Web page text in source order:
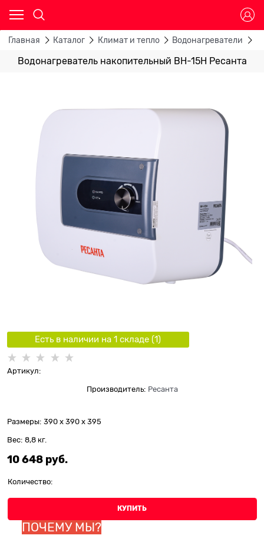
Главная Каталог Климат и тепло Водонагреватели
Водонагреватель накопительный ВН-15Н Ресанта
Есть в наличии на 1 складe (1)
Артикул:
Производитель: Ресанта
Размеры: 390 x 390 x 395
Вес: 8,8 кг.
10 648 руб.
Количество:
КУПИТЬ
ПОЧЕМУ МЫ?